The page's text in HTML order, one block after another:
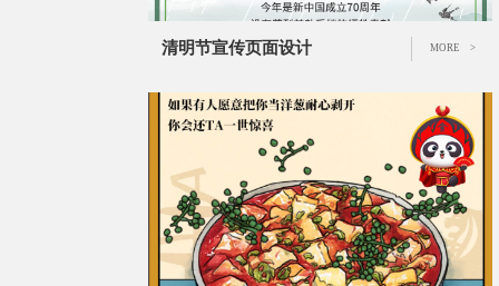
清明节宣传页面设计 MORE >